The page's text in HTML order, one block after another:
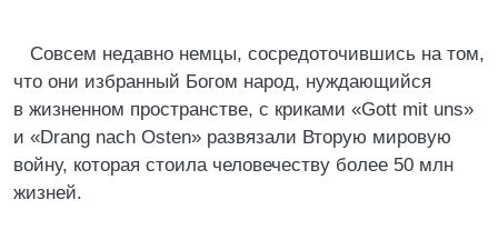
Совсем недавно немцы, сосредоточившись на том,
что они избранный Богом народ, нуждающийся
в жизненном пространстве, с криками «Gott mit uns»
и «Drang nach Osten» развязали Вторую мировую
войну, которая стоила человечеству более 50 млн
жизней.